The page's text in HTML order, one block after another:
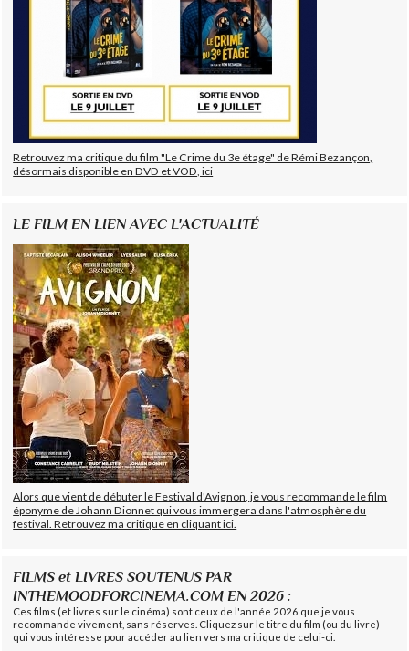
Retrouvez ma critique du film "Le Crime du 3e étage" de Rémi Bezançon,
désormais disponible en DVD et VOD, ici
LE FILM EN LIEN AVEC L'ACTUALITÉ
Alors que vient de débuter le Festival d'Avignon, je vous recommande le film
éponyme de Johann Dionnet qui vous immergera dans l'atmosphère du
festival. Retrouvez ma critique en cliquant ici.
FILMS et LIVRES SOUTENUS PAR
INTHEMOODFORCINEMA.COM EN 2026 :
Ces films (et livres sur le cinéma) sont ceux de l'année 2026 que je vous
recommande vivement, sans réserves. Cliquez sur le titre du film (ou du livre)
qui vous intéresse pour accéder au lien vers ma critique de celui-ci.